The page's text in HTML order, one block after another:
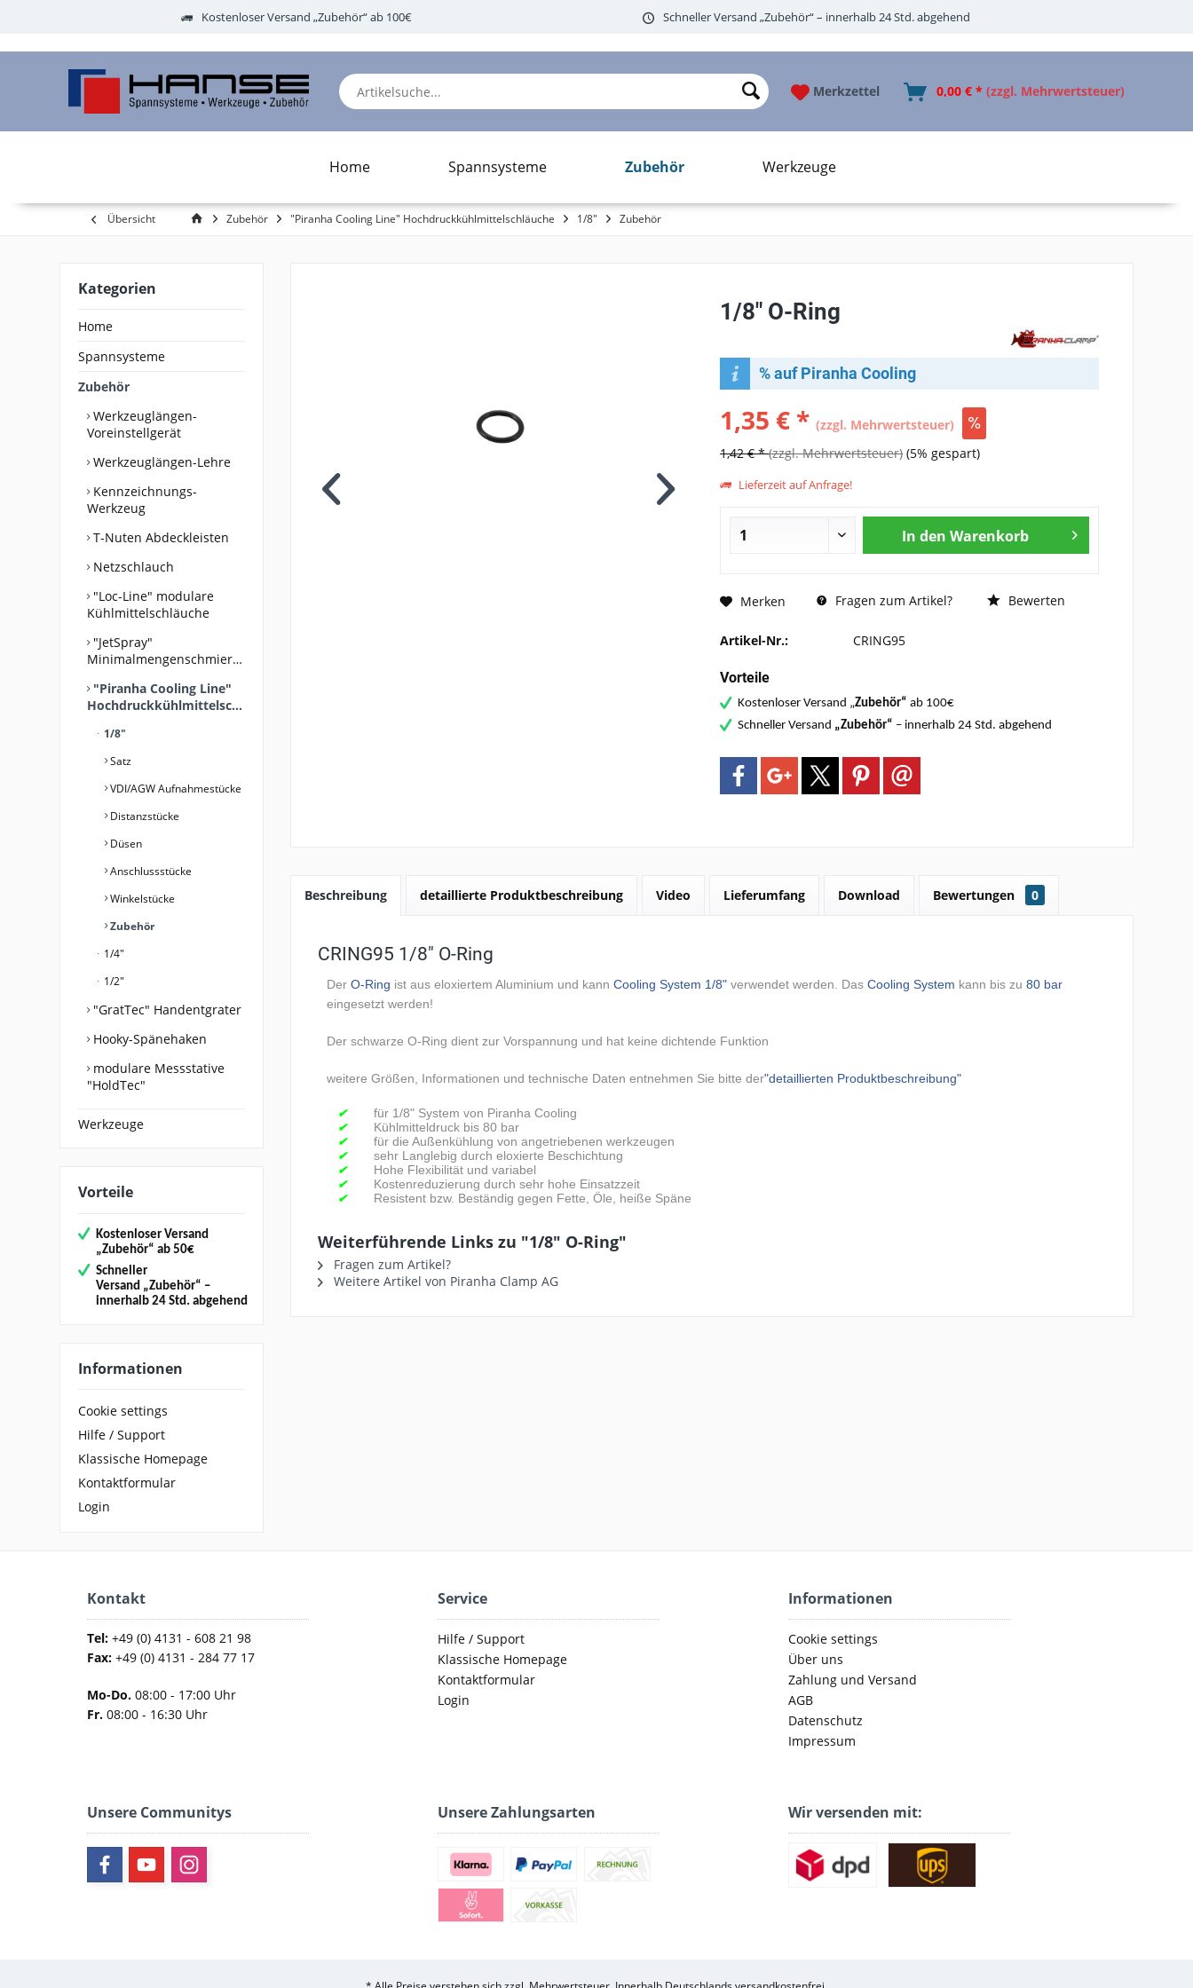
Kostenloser Versand „Zubehör“ ab 100€ Schneller Versand „Zubehör“ – innerhalb 24 Std. abgehend
Merkzettel 0,00 € * (zzgl. Mehrwertsteuer)
Home Spannsysteme Zubehör Werkzeuge
Übersicht Zubehör "Piranha Cooling Line" Hochdruckkühlmittelschläuche 1/8" Zubehör
Kategorien
Home
Spannsysteme
Zubehör
Werkzeuglängen-
Voreinstellgerät
Werkzeuglängen-Lehre
Kennzeichnungs-
Werkzeug
T-Nuten Abdeckleisten
Netzschlauch
"Loc-Line" modulare
Kühlmittelschläuche
"JetSpray"
Minimalmengenschmiersystem
"Piranha Cooling Line"
Hochdruckkühlmittelschläuche
1/8"
Satz
VDI/AGW Aufnahmestücke
Distanzstücke
Düsen
Anschlussstücke
Winkelstücke
Zubehör
1/4"
1/2"
"GratTec" Handentgrater
Hooky-Spänehaken
modulare Messstative
"HoldTec"
Werkzeuge
Vorteile
Kostenloser Versand
„Zubehör“ ab 50€
Schneller
Versand „Zubehör“ –
innerhalb 24 Std. abgehend
Informationen
Cookie settings
Hilfe / Support
Klassische Homepage
Kontaktformular
Login
1/8" O-Ring
% auf Piranha Cooling
1,35 € *(zzgl. Mehrwertsteuer)
1,42 € *(zzgl. Mehrwertsteuer) (5% gespart)
Lieferzeit auf Anfrage!
In den Warenkorb
Merken Fragen zum Artikel? Bewerten
Artikel-Nr.: CRING95
Vorteile
Kostenloser Versand „Zubehör“ ab 100€
Schneller Versand „Zubehör“ – innerhalb 24 Std. abgehend
Beschreibung detaillierte Produktbeschreibung Video Lieferumfang Download Bewertungen 0
CRING95 1/8" O-Ring
DerO-Ring ist auseloxiertem Aluminium und kannCooling System 1/8" verwendet werden. DasCooling System kann bis zu80 bar
eingesetzt werden!
Der schwarze O-Ring dient zur Vorspannung und hat keine dichtende Funktion
weitere Größen, Informationen und technische Daten entnehmen Sie bitte der"detaillierten Produktbeschreibung"
✔ für 1/8" System von Piranha Cooling
✔ Kühlmitteldruck bis 80 bar
✔ für die Außenkühlung von angetriebenen werkzeugen
✔ sehr Langlebig durch eloxierte Beschichtung
✔ Hohe Flexibilität und variabel
✔ Kostenreduzierung durch sehr hohe Einsatzzeit
✔ Resistent bzw. Beständig gegen Fette, Öle, heiße Späne
Weiterführende Links zu "1/8" O-Ring"
Fragen zum Artikel?
Weitere Artikel von Piranha Clamp AG
Kontakt
Tel:+49 (0) 4131 - 608 21 98
Fax:+49 (0) 4131 - 284 77 17
Mo-Do.08:00 - 17:00 Uhr
Fr.08:00 - 16:30 Uhr
Service
Hilfe / Support
Klassische Homepage
Kontaktformular
Login
Informationen
Cookie settings
Über uns
Zahlung und Versand
AGB
Datenschutz
Impressum
Unsere Communitys Unsere Zahlungsarten Wir versenden mit: